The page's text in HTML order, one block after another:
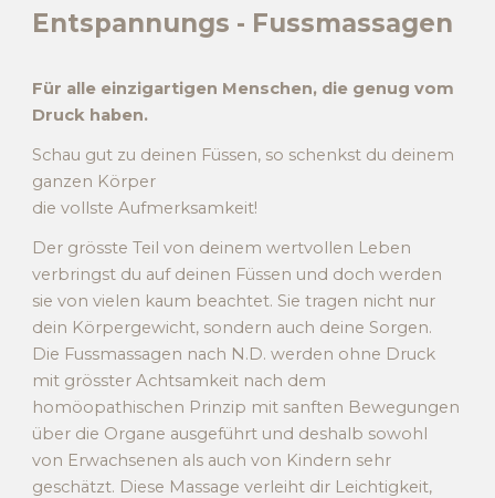
Entspannungs - Fussmassagen
Für alle einzigartigen Menschen, die genug vom
Druck haben.
Schau gut zu deinen Füssen, so schenkst du deinem
ganzen Körper
die vollste Aufmerksamkeit!
Der grösste Teil von deinem wertvollen Leben
verbringst du auf deinen Füssen und doch werden
sie von vielen kaum beachtet. Sie tragen nicht nur
dein Körpergewicht, sondern auch deine Sorgen.
Die Fussmassagen nach N.D. werden ohne Druck
mit grösster Achtsamkeit nach dem
homöopathischen Prinzip mit sanften Bewegungen
über die Organe ausgeführt und deshalb sowohl
von Erwachsenen als auch von Kindern sehr
geschätzt. Diese Massage verleiht dir Leichtigkeit,